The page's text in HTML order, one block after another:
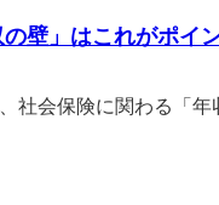
壁」はこれがポイ
社会保険に関わる「年